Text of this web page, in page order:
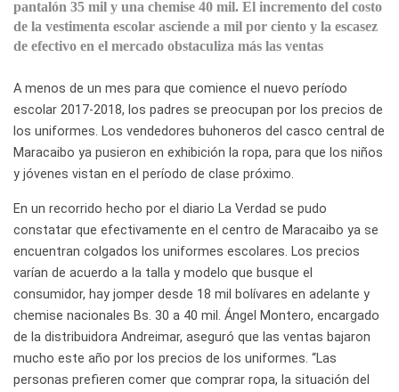
pantalón 35 mil y una chemise 40 mil. El incremento del costo
de la vestimenta escolar asciende a mil por ciento y la escasez
de efectivo en el mercado obstaculiza más las ventas
A menos de un mes para que comience el nuevo período
escolar 2017-2018, los padres se preocupan por los precios de
los uniformes. Los vendedores buhoneros del casco central de
Maracaibo ya pusieron en exhibición la ropa, para que los niños
y jóvenes vistan en el período de clase próximo.
En un recorrido hecho por el diario La Verdad se pudo
constatar que efectivamente en el centro de Maracaibo ya se
encuentran colgados los uniformes escolares. Los precios
varían de acuerdo a la talla y modelo que busque el
consumidor, hay jomper desde 18 mil bolívares en adelante y
chemise nacionales Bs. 30 a 40 mil. Ángel Montero, encargado
de la distribuidora Andreimar, aseguró que las ventas bajaron
mucho este año por los precios de los uniformes. “Las
personas prefieren comer que comprar ropa, la situación del